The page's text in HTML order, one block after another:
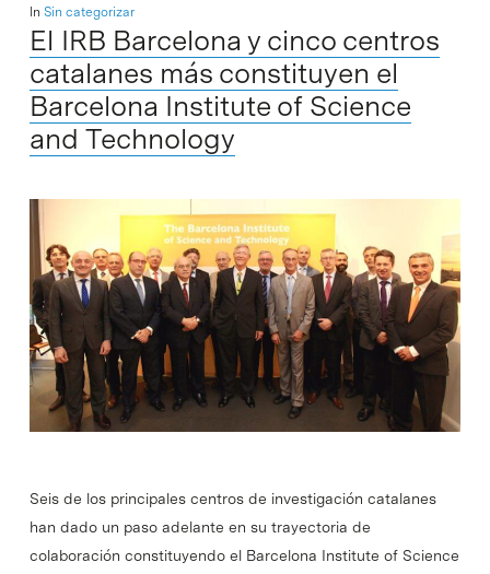
In Sin categorizar
El IRB Barcelona y cinco centros
catalanes más constituyen el
Barcelona Institute of Science
and Technology
Seis de los principales centros de investigación catalanes
han dado un paso adelante en su trayectoria de
colaboración constituyendo el Barcelona Institute of Science